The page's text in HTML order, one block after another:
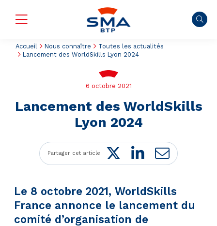
Accueil Nous connaître
Toutes les actualités
Lancement des WorldSkills Lyon 2024
6 octobre 2021
Lancement des WorldSkills
Lyon 2024
Partager cet article Twitter
LinkedIn
Mail
Le 8 octobre 2021, WorldSkills
France annonce le lancement du
comité d’organisation de